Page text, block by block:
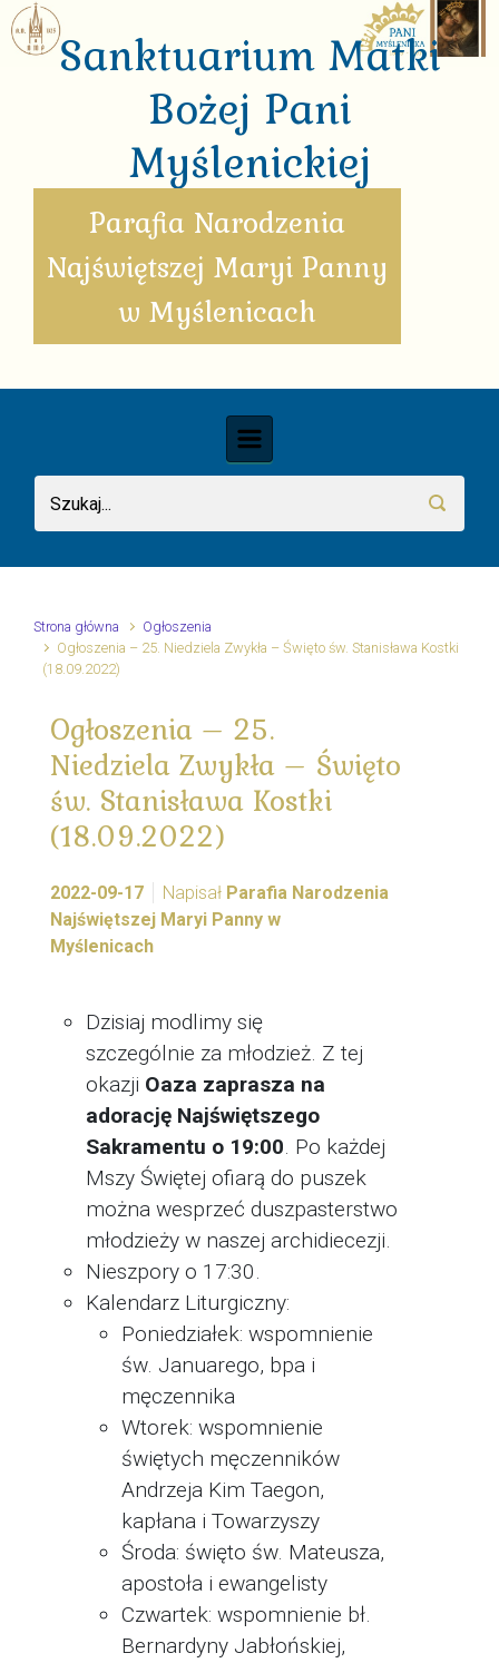
Skip to main content
Sanktuarium Matki
Bożej Pani
Myślenickiej
Parafia Narodzenia
Najświętszej Maryi Panny
w Myślenicach
Strona główna
Ogłoszenia
Ogłoszenia – 25. Niedziela Zwykła – Święto św. Stanisława Kostki
(18.09.2022)
Ogłoszenia – 25.
Niedziela Zwykła – Święto
św. Stanisława Kostki
(18.09.2022)
2022-09-17 Napisał Parafia Narodzenia
Najświętszej Maryi Panny w
Myślenicach
Dzisiaj modlimy się
szczególnie za młodzież. Z tej
okazji Oaza zaprasza na
adorację Najświętszego
Sakramentu o 19:00. Po każdej
Mszy Świętej ofiarą do puszek
można wesprzeć duszpasterstwo
młodzieży w naszej archidiecezji.
Nieszpory o 17:30.
Kalendarz Liturgiczny:
Poniedziałek: wspomnienie
św. Januarego, bpa i
męczennika
Wtorek: wspomnienie
świętych męczenników
Andrzeja Kim Taegon,
kapłana i Towarzyszy
Środa: święto św. Mateusza,
apostoła i ewangelisty
Czwartek: wspomnienie bł.
Bernardyny Jabłońskiej,